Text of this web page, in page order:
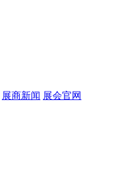
展商新闻 展会官网